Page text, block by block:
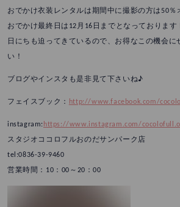
おでかけ衣装レンタルは期間中に撮影の方は50％
おでかけ最終日は12月16日までとなっております
日にちも迫ってきているので、お得なこの機会に
い！
ブログやインスタも是非見て下さいね♪
フェイスブック： http://www.facebook.com/
instagram: https://www.instagram.com/
スタジオココロフルおのだサンパーク店
tel:0836-39-9460
営業時間：10：00～20：00